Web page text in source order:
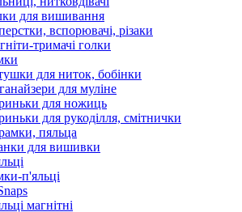
для вишивання
вспорювачі, різаки
тримачі голки
для ниток, бобінки
для муліне
для ножиць
для рукоділля, смітнички
пяльца
для вишивки
п'яльці
магнітні